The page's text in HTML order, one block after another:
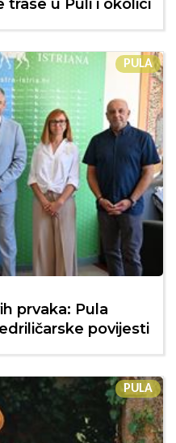
trase u Puli i okolici
PULA
prvaka: Pula
povijesti
PULA